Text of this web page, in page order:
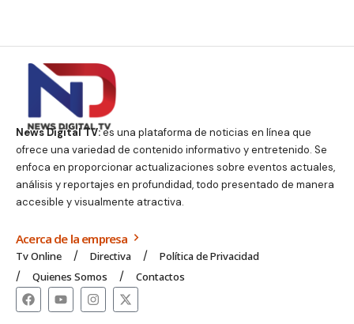
News Digital TV:es una plataforma de noticias en línea que
ofrece una variedad de contenido informativo y entretenido. Se
enfoca en proporcionar actualizaciones sobre eventos actuales,
análisis y reportajes en profundidad, todo presentado de manera
accesible y visualmente atractiva.
Acerca de la empresa
Tv Online Directiva
Política de Privacidad
Quienes Somos
Contactos